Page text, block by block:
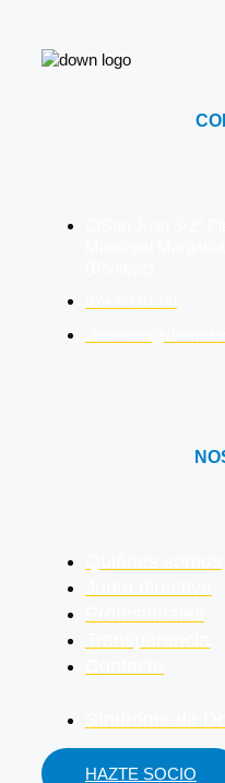
HAZTE SOCIO